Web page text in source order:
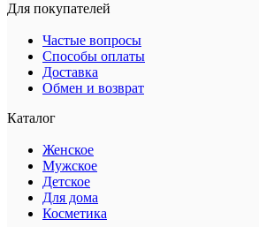
Для покупателей
Частые вопросы
Способы оплаты
Доставка
Обмен и возврат
Каталог
Женское
Мужское
Детское
Для дома
Косметика